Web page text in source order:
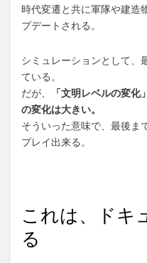
時代変遷と共に軍隊や建造
プデートされる。
シミュレーションとして、
ている。
だが、
「文明レベルの変
の変化は大きい。
そういった意味で、最後ま
プレイ出来る。
これは、ドキ
る